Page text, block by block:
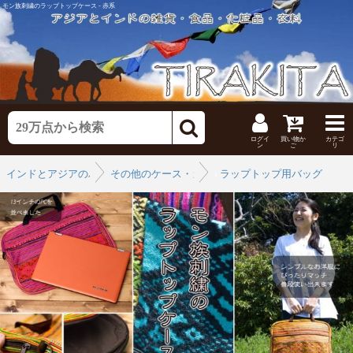
モン族刺繍のラップトップケース - 赤系
ログイ
ン
買い物か
ご
カテゴ
リ
インドとアジアのバッグその他のケース・カバーラップトップ用バッグ